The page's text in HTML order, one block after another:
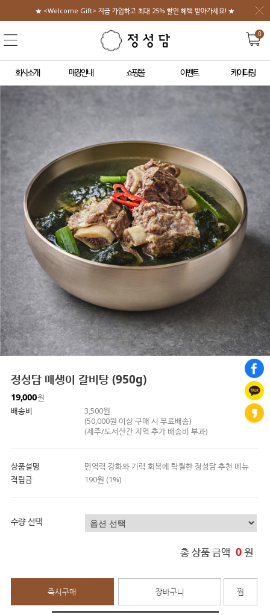
★ <Welcome Gift> 지금 가입하고 최대 25% 할인 혜택 받아가세요! ★
0
회사소개 매장안내 쇼핑몰 이벤트 케이터링
정성담 매생이 갈비탕 (950g)
19,000원
배송비
3,500원
(50,000원 이상 구매 시 무료배송)
(제주/도서산간 지역 추가 배송비 부과)
상품설명
면역력 강화와 기력 회복에 탁월한 정성담 추천 메뉴
적립금
190원 (1%)
수량 선택
총 상품 금액 0원
즉시구매 장바구니 찜